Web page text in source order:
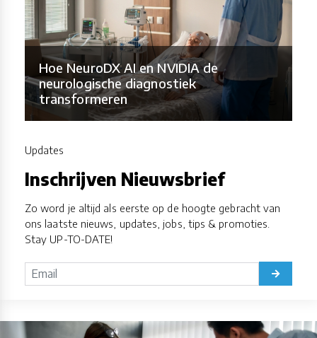
Hoe NeuroDX AI en NVIDIA de
neurologische diagnostiek
transformeren
Updates
Inschrijven Nieuwsbrief
Zo word je altijd als eerste op de hoogte gebracht van
ons laatste nieuws, updates, jobs, tips & promoties.
Stay UP-TO-DATE!